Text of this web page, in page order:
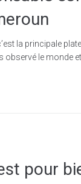
la principale
le monde
pour